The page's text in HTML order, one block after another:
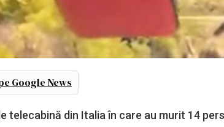
Google News
telecabină din Italia în care au murit 14